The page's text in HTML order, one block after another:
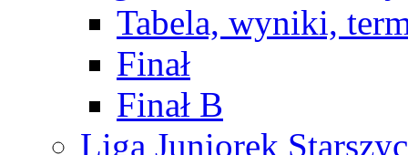
Tabela, wyniki,
Finał
Finał B
Liga Juniorek